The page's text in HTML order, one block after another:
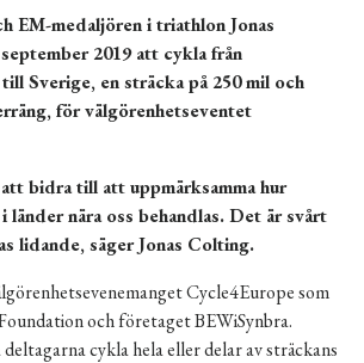
EM-medaljören i triathlon Jonas
2019 att cykla från
Sverige, en sträcka på 250 mil och
för välgörenhetseventet
bidra till att uppmärksamma hur
länder nära oss behandlas. Det är svårt
lidande, säger Jonas Colting.
Cycle4Europesom
och företagetBEWiSynbra.
cykla hela eller delar avsträckans